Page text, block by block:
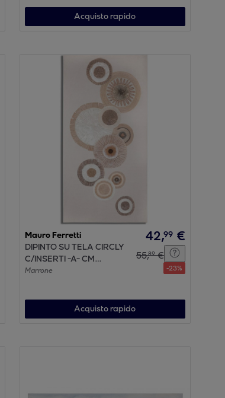
ComplementiAcquisto rapido
Mauro Ferretti
DIPINTO SU TELA CIRCLY
C/INSERTI -A- CM
50X3,2X100
Marrone
42,99 €
55,89 €
-23%
Acquisto rapido